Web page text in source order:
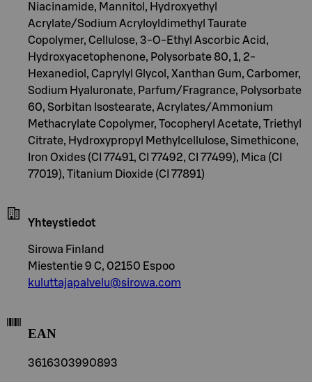
Niacinamide, Mannitol, Hydroxyethyl
Acrylate/Sodium Acryloyldimethyl Taurate
Copolymer, Cellulose, 3-O-Ethyl Ascorbic Acid,
Hydroxyacetophenone, Polysorbate 80, 1, 2-
Hexanediol, Caprylyl Glycol, Xanthan Gum, Carbomer,
Sodium Hyaluronate, Parfum/Fragrance, Polysorbate
60, Sorbitan Isostearate, Acrylates/Ammonium
Methacrylate Copolymer, Tocopheryl Acetate, Triethyl
Citrate, Hydroxypropyl Methylcellulose, Simethicone,
Iron Oxides (CI 77491, CI 77492, CI 77499), Mica (CI
77019), Titanium Dioxide (CI 77891)
Yhteystiedot
Sirowa Finland
Miestentie 9 C, 02150 Espoo
kuluttajapalvelu@sirowa.com
EAN
3616303990893